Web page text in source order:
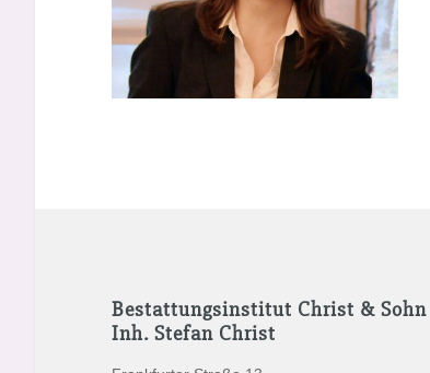
Bestattungsinstitut Christ & Sohn
Inh. Stefan Christ